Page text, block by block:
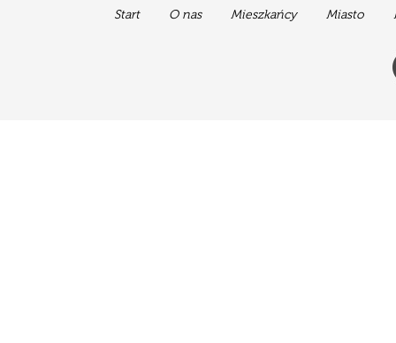
Start O nas Mieszkańcy Miasto